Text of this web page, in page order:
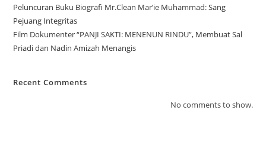
Peluncuran Buku Biografi Mr.Clean Mar’ie Muhammad: Sang
Pejuang Integritas
Film Dokumenter “PANJI SAKTI: MENENUN RINDU”, Membuat Sal
Priadi dan Nadin Amizah Menangis
Recent Comments
No comments to show.